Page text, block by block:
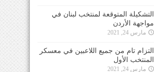
التشكيلة المتوقعة لمنتخب لبنان في
مواجهة الأردن
مارس 24, 2021
التزام تام من جميع اللاعبين في معسكر
المنتخب الأول
مارس 24, 2021